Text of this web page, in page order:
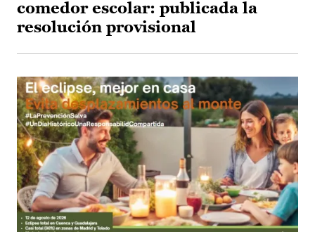
comedor escolar: publicada la
resolución provisional